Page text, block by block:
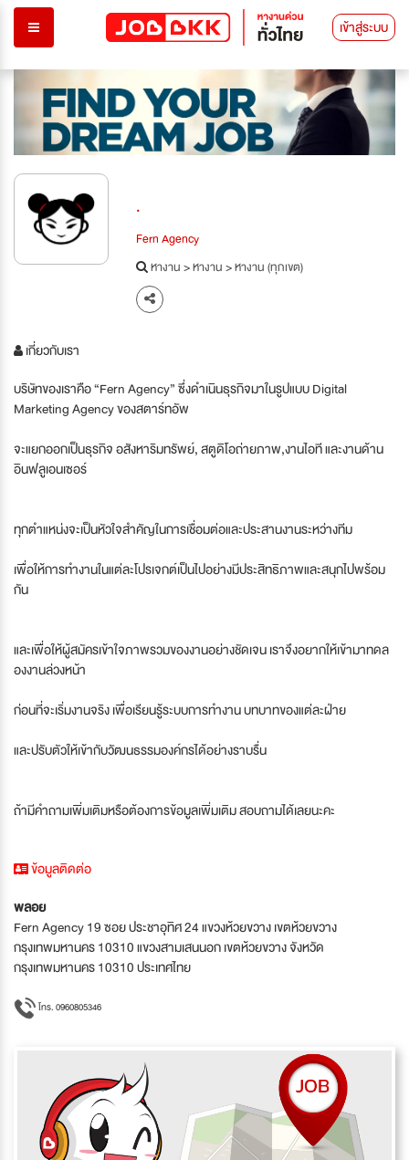
เข้าสู่ระบบ
.
Fern Agency
หางาน>หางาน>หางาน (ทุกเขต)
เกี่ยวกับเรา
บริษัทของเราคือ “Fern Agency” ซึ่งดำเนินธุรกิจมาในรูปแบบ Digital
Marketing Agency ของสตาร์ทอัพ
จะแยกออกเป็นธุรกิจ อสังหาริมทรัพย์, สตูดิโอถ่ายภาพ,งานไอที และงานด้าน
อินฟลูเอนเซอร์
ทุกตำแหน่งจะเป็นหัวใจสำคัญในการเชื่อมต่อและประสานงานระหว่างทีม
เพื่อให้การทำงานในแต่ละโปรเจกต์เป็นไปอย่างมีประสิทธิภาพและสนุกไปพร้อม
กัน
และเพื่อให้ผู้สมัครเข้าใจภาพรวมของงานอย่างชัดเจน เราจึงอยากให้เข้ามาทดล
องงานล่วงหน้า
ก่อนที่จะเริ่มงานจริง เพื่อเรียนรู้ระบบการทำงาน บทบาทของแต่ละฝ่าย
และปรับตัวให้เข้ากับวัฒนธรรมองค์กรได้อย่างราบรื่น
ถ้ามีคำถามเพิ่มเติมหรือต้องการข้อมูลเพิ่มเติม สอบถามได้เลยนะคะ
ข้อมูลติดต่อ
พลอย
Fern Agency 19 ซอย ประชาอุทิศ 24 แขวงห้วยขวาง เขตห้วยขวาง
กรุงเทพมหานคร 10310 แขวงสามเสนนอก เขตห้วยขวาง จังหวัด
กรุงเทพมหานคร 10310 ประเทศไทย
โทร. 0960805346